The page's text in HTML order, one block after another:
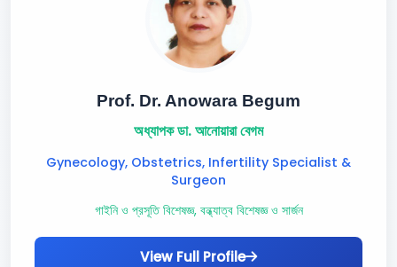
Prof. Dr. Anowara Begum
অধ্যাপক ডা. আনোয়ারা বেগম
Gynecology, Obstetrics, Infertility Specialist &
Surgeon
গাইনি ও প্রসূতি বিশেষজ্ঞ, বন্ধ্যাত্ব বিশেষজ্ঞ ও সার্জন
View Full Profile